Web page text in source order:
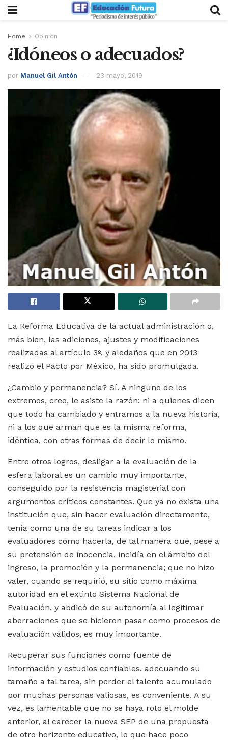
Home Opinión
¿Idóneos o adecuados?
por Manuel Gil Antón 23 mayo, 2019
La Reforma Educativa de la actual administración o,
más bien, las adiciones, ajustes y modificaciones
realizadas al artículo 3º. y aledaños que en 2013
realizó el Pacto por México, ha sido promulgada.
¿Cambio y permanencia? Sí. A ninguno de los
extremos, creo, le asiste la razón: ni a quienes dicen
que todo ha cambiado y entramos a la nueva historia,
ni a los que arman que es la misma reforma,
idéntica, con otras formas de decir lo mismo.
Entre otros logros, desligar a la evaluación de la
esfera laboral es un cambio muy importante,
conseguido por la resistencia magisterial con
argumentos críticos constantes. Que ya no exista una
institución que, sin hacer evaluación directamente,
tenía como una de su tareas indicar a los
evaluadores cómo hacerla, de tal manera que, pese a
su pretensión de inocencia, incidía en el ámbito del
ingreso, la promoción y la permanencia; que no hizo
valer, cuando se requirió, su sitio como máxima
autoridad en el extinto Sistema Nacional de
Evaluación, y abdicó de su autonomía al legitimar
aberraciones que se hicieron pasar como procesos de
evaluación válidos, es muy importante.
Recuperar sus funciones como fuente de
información y estudios confiables, adecuando su
tamaño a tal tarea, sin perder el talento acumulado
por muchas personas valiosas, es conveniente. A su
vez, es lamentable que no se haya roto el molde
anterior, al carecer la nueva SEP de una propuesta
de otro horizonte educativo, lo que hace poco